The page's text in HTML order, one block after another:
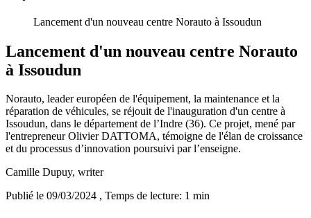
Lancement d'un nouveau centre Norauto à Issoudun
Lancement d'un nouveau centre Norauto
à Issoudun
Norauto, leader européen de l'équipement, la maintenance et la
réparation de véhicules, se réjouit de l'inauguration d'un centre à
Issoudun, dans le département de l’Indre (36). Ce projet, mené par
l'entrepreneur Olivier DATTOMA, témoigne de l'élan de croissance
et du processus d’innovation poursuivi par l’enseigne.
Camille Dupuy, writer
Publié le 09/03/2024 , Temps de lecture: 1 min